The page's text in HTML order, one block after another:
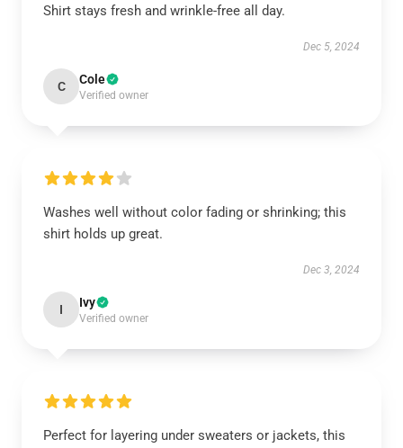
Shirt stays fresh and wrinkle-free all day.
Dec 5, 2024
C Cole
Verified owner
Washes well without color fading or shrinking; this
shirt holds up great.
Dec 3, 2024
I Ivy
Verified owner
Perfect for layering under sweaters or jackets, this